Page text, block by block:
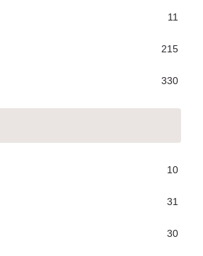
11
215
330
10
31
30